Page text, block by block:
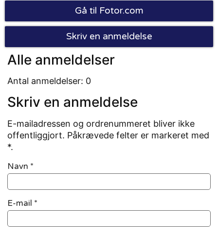
Gå til Fotor.com
Skriv en anmeldelse
Alle anmeldelser
Antal anmeldelser: 0
Skriv en anmeldelse
E-mailadressen og ordrenummeret bliver ikke
offentliggjort. Påkrævede felter er markeret med
*.
Navn *
E-mail *